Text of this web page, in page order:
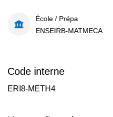
École / Prépa
ENSEIRB-MATMECA
Code interne
ERI8-METH4